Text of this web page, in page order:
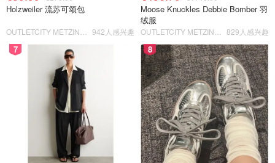
Holzweiler 流苏可颂包
942人感兴趣
Moose Knuckles Debbie Bomber 羽
绒服
829人感兴趣
7 8